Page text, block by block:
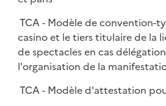
TCA - Modèle de convention-
casino et le tiers titulaire de la
de spectacles en cas
l'organisation de la
TCA - Modèle d'attestation